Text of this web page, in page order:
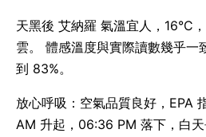
天黑後 艾納羅 氣溫宜人，16°C
雲。 體感溫度與實際讀數幾乎一
到 83%。
放心呼吸：空氣品質良好，EPA
AM 升起，06:36 PM 落下，白